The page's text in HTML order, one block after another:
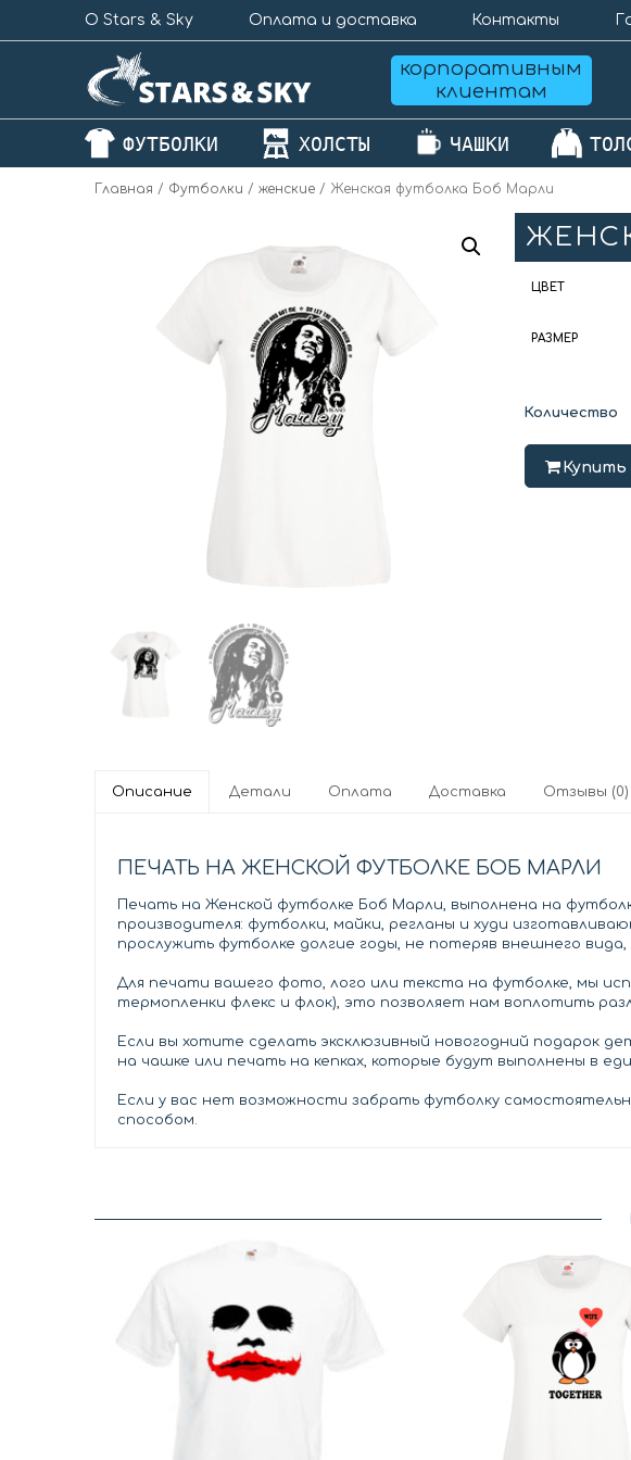
О Stars & Sky Оплата и доставка Контакты
корпоративным
клиентам
ФУТБОЛКИ ХОЛСТЫ ЧАШКИ
Главная / Футболки / женские / Женская футболка Боб Марли
ЦВЕТ
РАЗМЕР
Количество
Купить
Описание Детали Оплата Доставка Отзывы (0)
ПЕЧАТЬ НА ЖЕНСКОЙ ФУТБОЛКЕ БОБ МАРЛИ
Печать на Женской футболке Боб Марли, выполнена на
производителя: футболки, майки, регланы и худи
прослужить футболке долгие годы, не потеряв внешнего
Для печати вашего фото, лого или текста на футболке, мы
термопленки флекс и флок), это позволяет нам воплотить
Если вы хотите сделать эксклюзивный новогодний подарок
на чашке или печать на кепках, которые будут выполнены в
Если у вас нет возможности забрать футболку
способом.